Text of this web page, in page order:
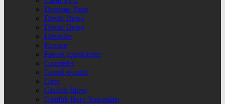
Deneme Page
Döviz Detay
Döviz Detay
Dövizler
Eczane
Favori İçeriklerim
Gazeteler
Genel Ayarlar
Giriş
Gizlilik İlkesi
Günlük Burç Yorumları